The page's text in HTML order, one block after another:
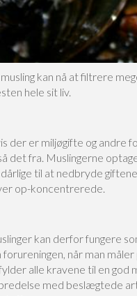
musling kan nå at filtrere
hele sit liv.
der er miljøgifte og andre
det fra. Muslingerne
til at nedbryde
op-koncentrerede.
kan derfor fungere
forureningen, når man
alle kravene til en god
med beslægtede